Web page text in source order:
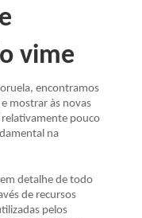
vime
encontramos
mostrar às novas
relativamente pouco
na
detalhe de todo
de recursos
pelos